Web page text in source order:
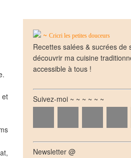
et
~ Cricri les petites douceurs
Recettes salées & sucrées de
découvrir ma cuisine
accessible à tous !
Suivez-moi ~ ~ ~ ~ ~ ~
Newsletter @